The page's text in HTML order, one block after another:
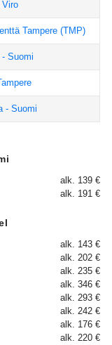
Viro
Tampere (TMP)
- Suomi
- Suomi
alk. 139 €
alk. 191 €
alk. 143 €
alk. 202 €
alk. 235 €
alk. 346 €
alk. 293 €
alk. 242 €
alk. 176 €
alk. 220 €